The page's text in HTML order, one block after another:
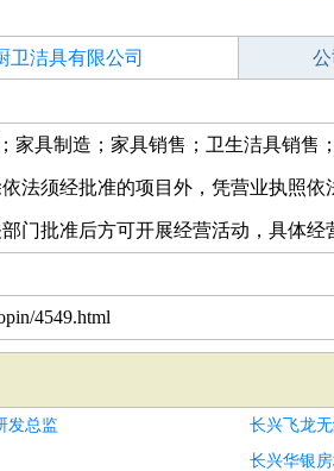
卫洁具有限公司
家具制造；家具销售；卫生洁具销售
法须经批准的项目外，凭营业执照
门批准后方可开展经营活动，具体经
4549.html
发总监
长兴飞龙
长兴华银